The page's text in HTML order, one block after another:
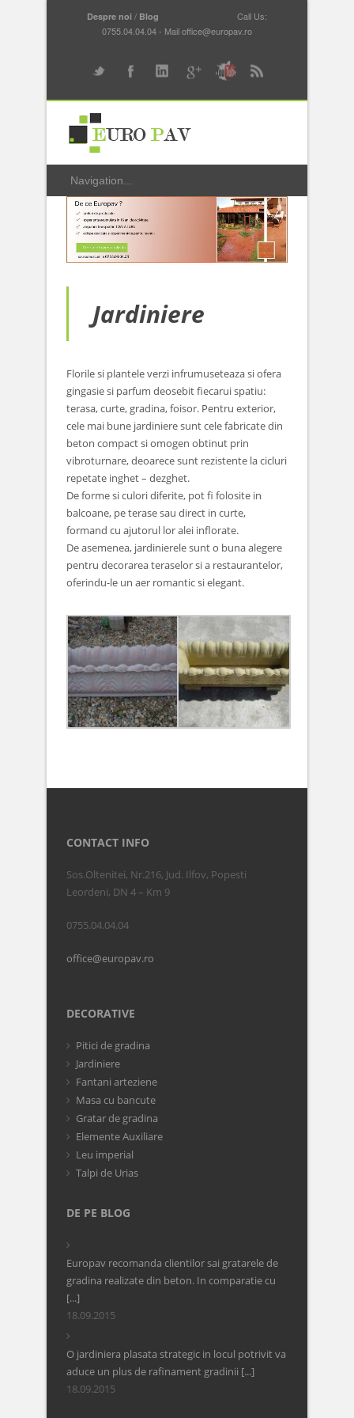
Despre noi / Blog
Call Us:
0755.04.04.04 - Mail office@europav.ro
Jardiniere
Florile si plantele verzi infrumuseteaza si ofera
gingasie si parfum deosebit fiecarui spatiu:
terasa, curte, gradina, foisor. Pentru exterior,
cele mai bune jardiniere sunt cele fabricate din
beton compact si omogen obtinut prin
vibroturnare, deoarece sunt rezistente la cicluri
repetate inghet – dezghet.
De forme si culori diferite, pot fi folosite in
balcoane, pe terase sau direct in curte,
formand cu ajutorul lor alei inflorate.
De asemenea, jardinierele sunt o buna alegere
pentru decorarea teraselor si a restaurantelor,
oferindu-le un aer romantic si elegant.
CONTACT INFO
Sos.Oltenitei, Nr.216, Jud. Ilfov, Popesti
Leordeni, DN 4 – Km 9
0755.04.04.04
office@europav.ro
DECORATIVE
Pitici de gradina
Jardiniere
Fantani arteziene
Masa cu bancute
Gratar de gradina
Elemente Auxiliare
Leu imperial
Talpi de Urias
DE PE BLOG
Europav recomanda clientilor sai gratarele de
gradina realizate din beton. In comparatie cu
[...]
18.09.2015
O jardiniera plasata strategic in locul potrivit va
aduce un plus de rafinament gradinii [...]
18.09.2015